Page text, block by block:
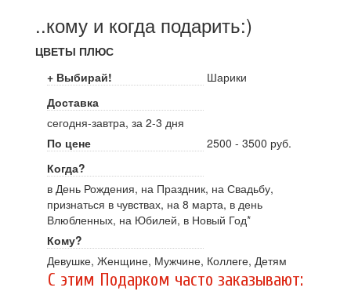
..кому и когда подарить:)
ЦВЕТЫ ПЛЮС
+ Выбирай!
Шарики
Доставка
сегодня-завтра, за 2-3 дня
По цене
2500 - 3500 руб.
Когда?
в День Рождения, на Праздник, на Свадьбу,
признаться в чувствах, на 8 марта, в день
Влюбленных, на Юбилей, в Новый Год*
Кому?
Девушке, Женщине, Мужчине, Коллеге, Детям
C этим Подарком часто заказывают: